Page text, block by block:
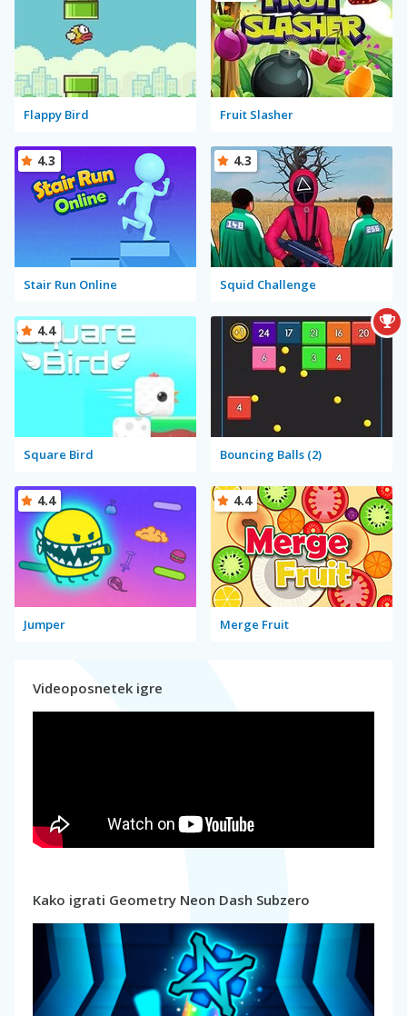
Flappy Bird Fruit Slasher
Stair Run Online
4.3
Squid Challenge
4.3
Square Bird
4.4
Bouncing Balls (2)
Jumper
4.4
Merge Fruit
4.4
Videoposnetek igre
Kako igrati Geometry Neon Dash Subzero